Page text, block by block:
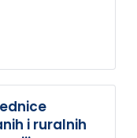
i ruralnih